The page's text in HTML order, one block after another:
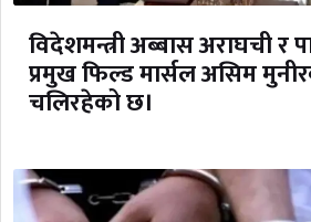
विदेशमन्त्री अब्बास अराघची र
प्रमुख फिल्ड मार्सल असिम
चलिरहेको छ।